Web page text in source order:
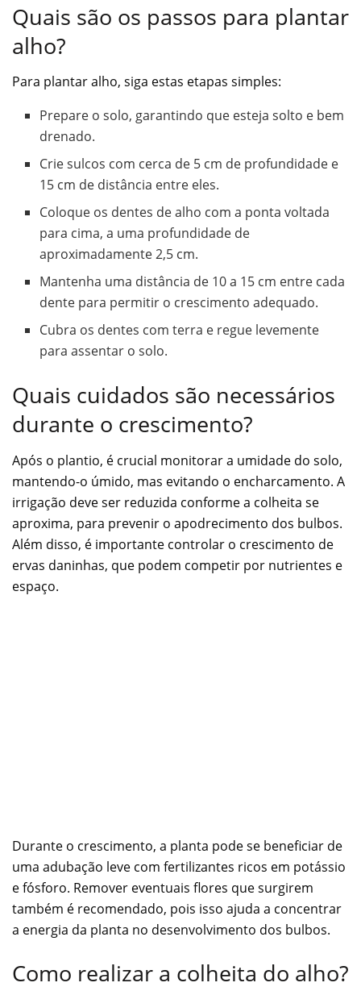
Quais são os passos para plantar
alho?
Para plantar alho, siga estas etapas simples:
Prepare o solo, garantindo que esteja solto e bem
drenado.
Crie sulcos com cerca de 5 cm de profundidade e
15 cm de distância entre eles.
Coloque os dentes de alho com a ponta voltada
para cima, a uma profundidade de
aproximadamente 2,5 cm.
Mantenha uma distância de 10 a 15 cm entre cada
dente para permitir o crescimento adequado.
Cubra os dentes com terra e regue levemente
para assentar o solo.
Quais cuidados são necessários
durante o crescimento?
Após o plantio, é crucial monitorar a umidade do solo,
mantendo-o úmido, mas evitando o encharcamento. A
irrigação deve ser reduzida conforme a colheita se
aproxima, para prevenir o apodrecimento dos bulbos.
Além disso, é importante controlar o crescimento de
ervas daninhas, que podem competir por nutrientes e
espaço.
Durante o crescimento, a planta pode se beneficiar de
uma adubação leve com fertilizantes ricos em potássio
e fósforo. Remover eventuais flores que surgirem
também é recomendado, pois isso ajuda a concentrar
a energia da planta no desenvolvimento dos bulbos.
Como realizar a colheita do alho?